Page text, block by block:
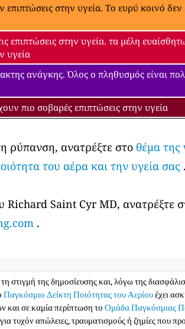
στην υγεία. Το ευρύ κοινό δεν
επιπτώσεις στην υγεία. τα μέλη
υγεία
ανάγκης. Όλος ο πληθυσμός είναι
πιο σοβαρές επιπτώσεις στην υγεία
ρύπανση, ανατρέξτε στο θέμα
του αέρα και την υγεία σας .
Richard Saint Cyr MD, ανατρέξτε
.
στιγμή της δημοσίευσης και, λόγω της
Παγκόσμιο Δείκτη Ποιότητας του Αερίουέχει
και σε καμία περίπτωση το Ομάδα Παγκόσμιας
τυχόν απώλειες, τραυματισμούς ή ζημίες που